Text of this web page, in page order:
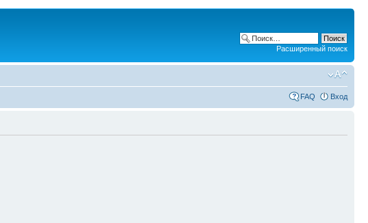
Расширенный поиск
FAQ Вход